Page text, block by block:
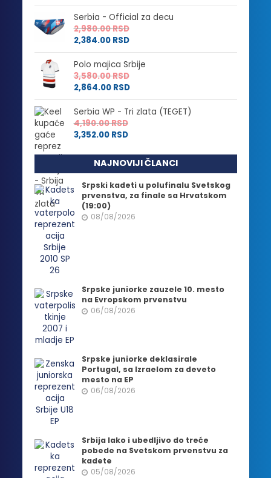
Serbia - Official za decu
2,980.00RSD
2,384.00 RSD
Polo majica Srbije
3,580.00RSD
2,864.00 RSD
Serbia WP - Tri zlata (TEGET)
4,190.00RSD
3,352.00 RSD
NAJNOVIJI ČLANCI
Srpski kadeti u polufinalu Svetskog
prvenstva, za finale sa Hrvatskom
(19:00)
08/08/2026
Srpske juniorke zauzele 10. mesto
na Evropskom prvenstvu
06/08/2026
Srpske juniorke deklasirale
Portugal, sa Izraelom za deveto
mesto na EP
06/08/2026
Srbija lako i ubedljivo do treće
pobede na Svetskom prvenstvu za
kadete
05/08/2026